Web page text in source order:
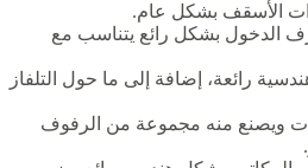
الأسقف بشكل عام.
الدخول بشكل رائع يتناسب مع
رائعة، إضافة إلى ما حول التلفاز
ويصنع منه مجموعة من الرفوف